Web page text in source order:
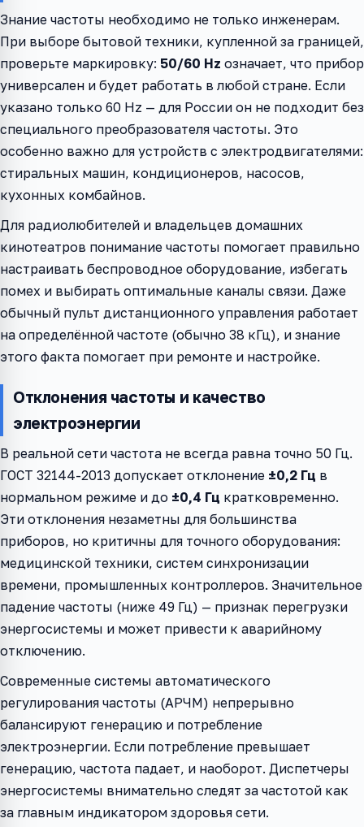
Знание частоты необходимо не только инженерам.
При выборе бытовой техники, купленной за границей,
проверьте маркировку: 50/60 Hz означает, что прибор
универсален и будет работать в любой стране. Если
указано только 60 Hz — для России он не подходит без
специального преобразователя частоты. Это
особенно важно для устройств с электродвигателями:
стиральных машин, кондиционеров, насосов,
кухонных комбайнов.
Для радиолюбителей и владельцев домашних
кинотеатров понимание частоты помогает правильно
настраивать беспроводное оборудование, избегать
помех и выбирать оптимальные каналы связи. Даже
обычный пульт дистанционного управления работает
на определённой частоте (обычно 38 кГц), и знание
этого факта помогает при ремонте и настройке.
Отклонения частоты и качество
электроэнергии
В реальной сети частота не всегда равна точно 50 Гц.
ГОСТ 32144-2013 допускает отклонение ±0,2 Гц в
нормальном режиме и до ±0,4 Гц кратковременно.
Эти отклонения незаметны для большинства
приборов, но критичны для точного оборудования:
медицинской техники, систем синхронизации
времени, промышленных контроллеров. Значительное
падение частоты (ниже 49 Гц) — признак перегрузки
энергосистемы и может привести к аварийному
отключению.
Современные системы автоматического
регулирования частоты (АРЧМ) непрерывно
балансируют генерацию и потребление
электроэнергии. Если потребление превышает
генерацию, частота падает, и наоборот. Диспетчеры
энергосистемы внимательно следят за частотой как
за главным индикатором здоровья сети.